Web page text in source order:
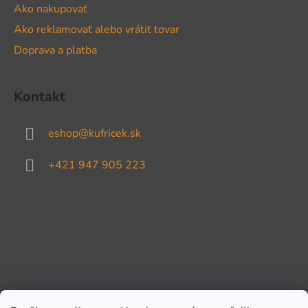
Ako nakupovať
Ako reklamovať alebo vrátiť tovar
Doprava a platba
Kontakt
eshop@kufricek.sk
+421 947 905 223